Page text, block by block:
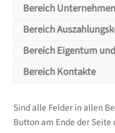
Bereich Unternehmen
Bereich
Bereich
Bereich
Bereich Eigentum
Bereich
Bereich Kontakte
Bereich
Sind alle Felder in allen
Button am Ende der Seite